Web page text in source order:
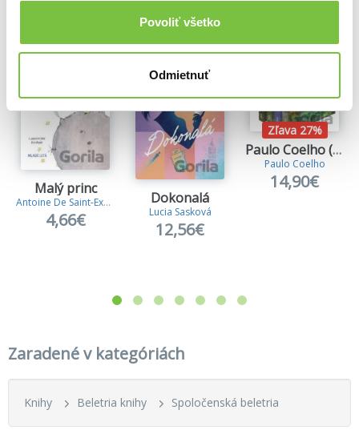
Povoliť všetko
Odmietnuť
Malý princ
Antoine De Saint-Exupery
4,66€
Dokonalá
Lucia Sasková
12,56€
Zľava 27%
Paulo Coelho (darčekový box)
Paulo Coelho
14,90€
Zaradené v kategóriách
Knihy Beletria knihy Spoločenská beletria